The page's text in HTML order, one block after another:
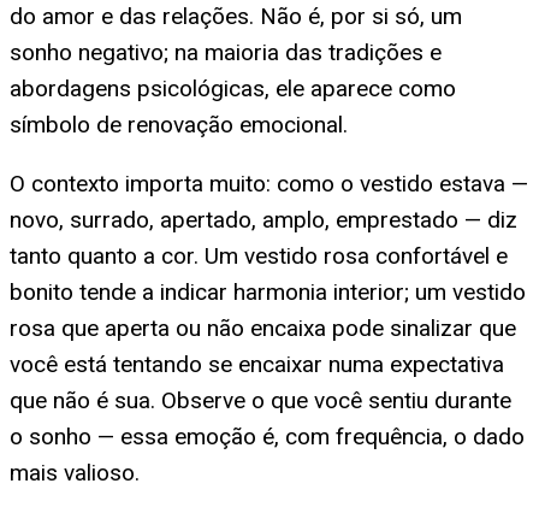
do amor e das relações. Não é, por si só, um
sonho negativo; na maioria das tradições e
abordagens psicológicas, ele aparece como
símbolo de renovação emocional.
O contexto importa muito: como o vestido estava —
novo, surrado, apertado, amplo, emprestado — diz
tanto quanto a cor. Um vestido rosa confortável e
bonito tende a indicar harmonia interior; um vestido
rosa que aperta ou não encaixa pode sinalizar que
você está tentando se encaixar numa expectativa
que não é sua. Observe o que você sentiu durante
o sonho — essa emoção é, com frequência, o dado
mais valioso.